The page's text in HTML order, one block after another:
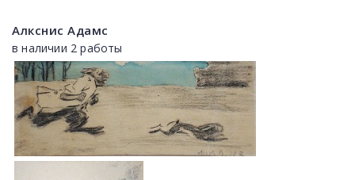
Алкснис Адамс
в наличии 2 работы